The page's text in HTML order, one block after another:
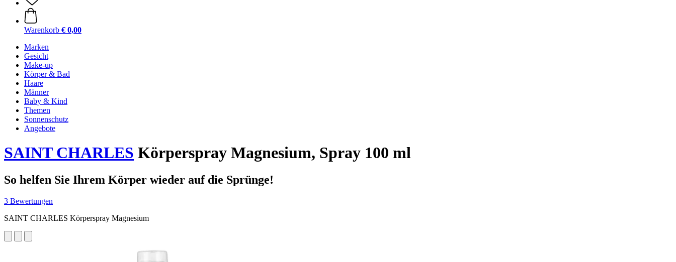
Warenkorb € 0,00
Marken
Gesicht
Make-up
Körper & Bad
Haare
Männer
Baby & Kind
Themen
Sonnenschutz
Angebote
SAINT CHARLES Körperspray Magnesium, Spray 100 ml
So helfen Sie Ihrem Körper wieder auf die Sprünge!
3 Bewertungen
SAINT CHARLES Körperspray Magnesium